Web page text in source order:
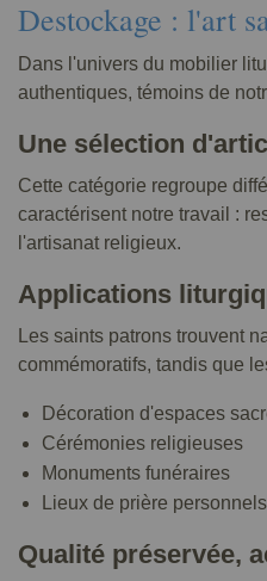
Destockage : l'art
Dans l'univers du mobilier
authentiques, témoins de
Une sélection
Cette catégorie regroupe
caractérisent notre travail :
l'artisanat religieux.
Applications
Les saints patrons trouvent
commémoratifs, tandis que
Décoration d'espaces
Cérémonies religieuses
Monuments funéraires
Lieux de prière personnels
Qualité préservée,